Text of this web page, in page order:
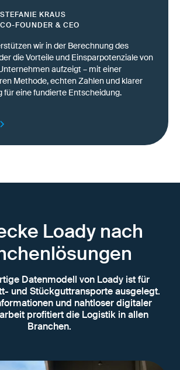
STEFANIE KRAUS
CO-FOUNDER & CEO
wir in der Berechnung des
die Vorteile und Einsparpotenziale von
aufzeigt – mit einer
Methode, echten Zahlen und klarer
für eine fundierte Entscheidung.
Loady nach
Datenmodell von Loady ist für
und Stückguttransporte ausgelegt.
und nahtloser digitaler
profitiert die Logistik in allen
Branchen.